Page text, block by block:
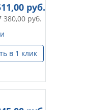
руб.
380,00руб.
в 1 клик